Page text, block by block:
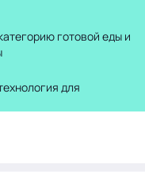
готовой еды и
для